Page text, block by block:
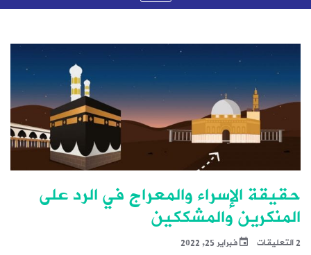
حقيقة الإسراء والمعراج في الرد على
المنكرين والمشككين
2 التعليقات فبراير 25, 2022